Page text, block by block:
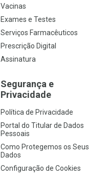
Vacinas
Exames e Testes
Serviços Farmacêuticos
Prescrição Digital
Assinatura
Segurança e
Privacidade
Política de Privacidade
Portal do Titular de Dados
Pessoais
Como Protegemos os Seus
Dados
Configuração de Cookies